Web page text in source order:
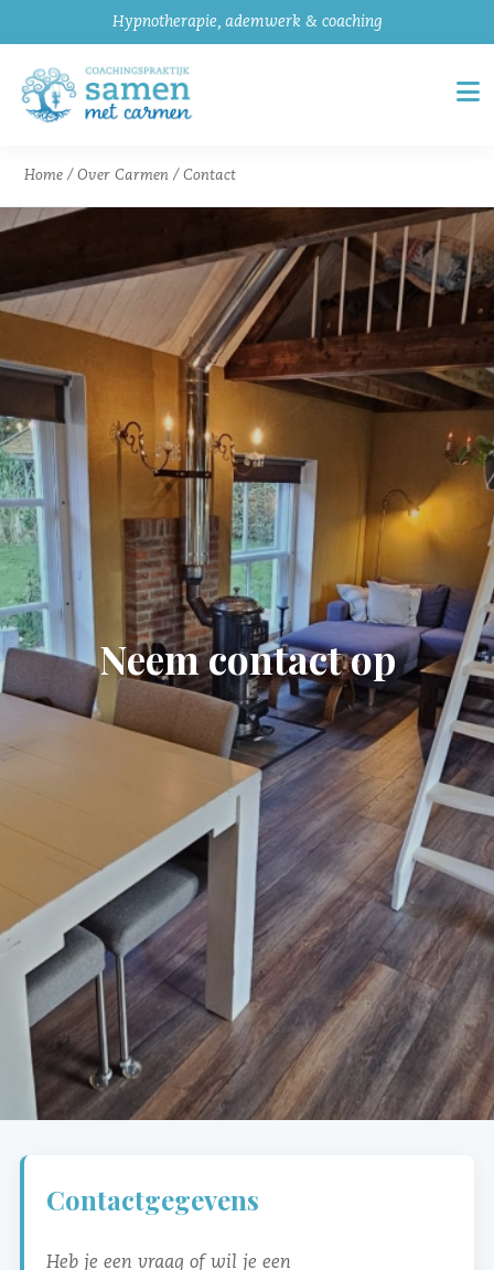
Hypnotherapie, ademwerk & coaching
Home /Over Carmen /Contact
Neem contact op
Contactgegevens
Heb je een vraag of wil je een